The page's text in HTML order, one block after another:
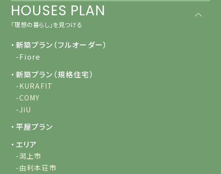
HOUSES PLAN
「理想の暮らし」を見つける
・新築プラン（フルオーダー）
-Fiore
・新築プラン（規格住宅）
-KURAFIT
-COMY
-JiU
・平屋プラン
・エリア
-潟上市
-由利本荘市